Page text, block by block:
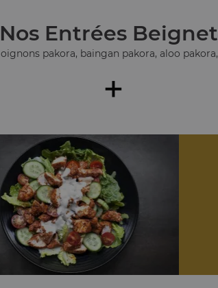
Nos Entrées
oignons pakora, baingan pakora, aloo pakora,
+